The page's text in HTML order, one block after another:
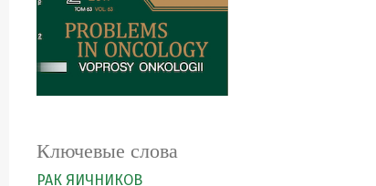
Ключевые слова
РАК ЯИЧНИКОВ